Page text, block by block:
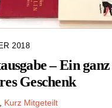
2018
– Ein ganz
Geschenk
Kurz Mitgeteilt